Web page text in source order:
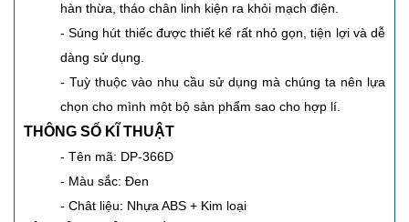
hàn thừa, tháo chân linh kiện ra khỏi mạch điện.
- Súng hút thiếc được thiết kế rất nhỏ gọn, tiện lợi và dễ
dàng sử dụng.
- Tuỳ thuộc vào nhu cầu sử dụng mà chúng ta nên lựa
chọn cho mình một bộ sản phẩm sao cho hợp lí.
THÔNG SỐ KĨ THUẬT
- Tên mã: DP-366D
- Màu sắc: Đen
- Chât liệu: Nhựa ABS + Kim loại